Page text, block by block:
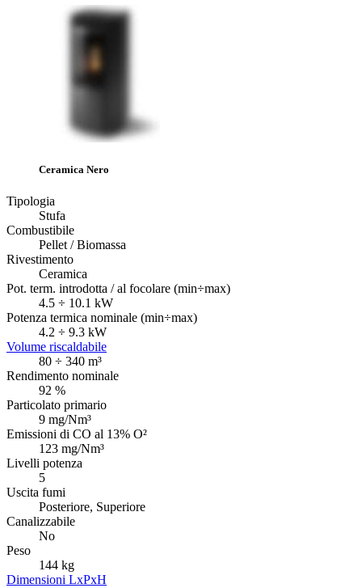
Ceramica Nero
Tipologia
Stufa
Combustibile
Pellet / Biomassa
Rivestimento
Ceramica
Pot. term. introdotta / al focolare (min÷max)
4.5 ÷ 10.1 kW
Potenza termica nominale (min÷max)
4.2 ÷ 9.3 kW
Volume riscaldabile
80 ÷ 340 m³
Rendimento nominale
92 %
Particolato primario
9 mg/Nm³
Emissioni di CO al 13% O²
123 mg/Nm³
Livelli potenza
5
Uscita fumi
Posteriore, Superiore
Canalizzabile
No
Peso
144 kg
Dimensioni LxPxH